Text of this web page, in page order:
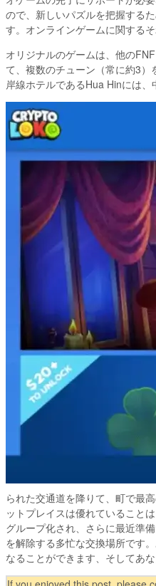
ので、新しいパズルを把握する
す。オンラインゲームに関する
オリジナルのゲームは、他の
て、複数のチューン（常に約3
岸線ホテルであるHua Hinには、
られた交通道を降りて、町で最
ットプレイスは優れていること
グループ化され、さらに最近準
を解除する多忙な交換場所です
なることができます、そしてあ